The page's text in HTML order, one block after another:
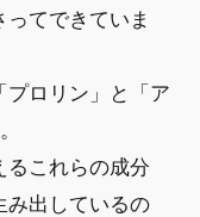
てできていま
プロリン」と「ア
るこれらの成分
み出しているの